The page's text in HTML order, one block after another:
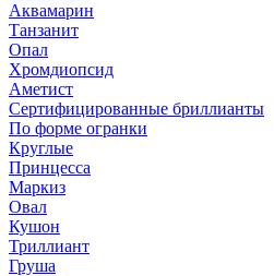
Аквамарин
Танзанит
Опал
Хромдиопсид
Аметист
Сертифицированные бриллианты
По форме огранки
Круглые
Принцесса
Маркиз
Овал
Кушон
Триллиант
Груша